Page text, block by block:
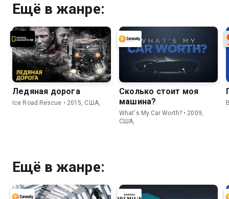
Ещё в жанре:
Ледяная дорога
Ice Road Rescue • 2015, США,
Сколько стоит моя
машина?
What's My Car Worth? • 2009,
США,
Ещё в жанре: